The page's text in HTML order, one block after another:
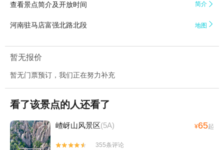
查看景点简介及开放时间 简介 
河南驻马店富强北路北段 地图 
暂无报价
暂无门票预订，我们正在努力补充
看了该景点的人还看了
嵖岈山风景区(5A) ¥65起


355条评论